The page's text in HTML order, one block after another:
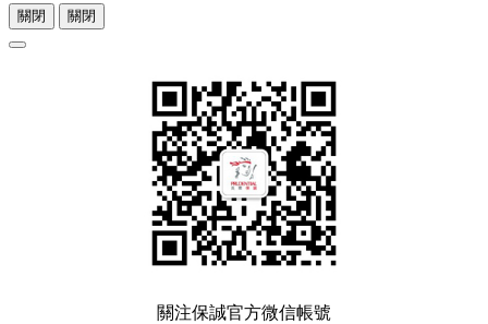
關閉 關閉
關注保誠官方微信帳號